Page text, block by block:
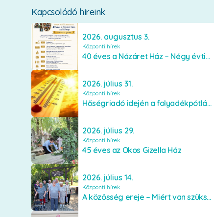
Kapcsolódó híreink
2026. augusztus 3.
Központi hírek
40 éves a Názáret Ház – Négy évtized szeretetben és gondoskodásban
2026. július 31.
Központi hírek
Hőségriadó idején a folyadékpótlás életet menthet
2026. július 29.
Központi hírek
45 éves az Okos Gizella Ház
2026. július 14.
Központi hírek
A közösség ereje – Miért van szükségünk egymásra?